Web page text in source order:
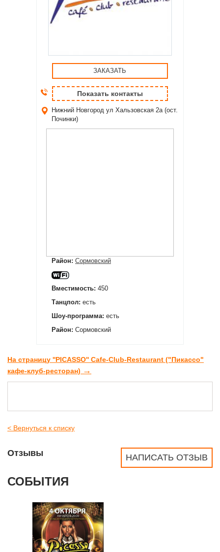
ЗАКАЗАТЬ
Показать контакты
Нижний Новгород ул Хальзовская 2а (ост.
Починки)
Район: Сормовский
Вместимость: 450
Танцпол: есть
Шоу-программа: есть
Район: Сормовский
На страницу ''PICASSO'' Cafe-Club-Restaurant ("Пикассо"
кафе-клуб-ресторан) →
< Вернуться к списку
НАПИСАТЬ ОТЗЫВ
Отзывы
СОБЫТИЯ